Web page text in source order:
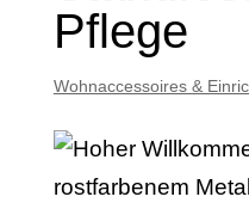
Pflege
Wohnaccessoires &